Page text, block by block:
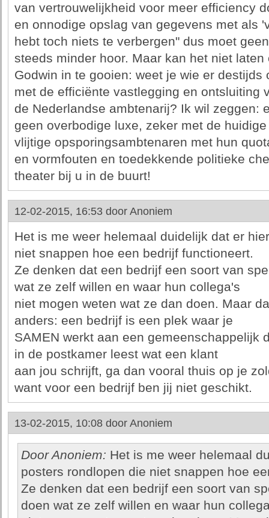
van vertrouwelijkheid voor meer efficiency
en onnodige opslag van gegevens met als
hebt toch niets te verbergen" dus moet
steeds minder hoor. Maar kan het niet
Godwin in te gooien: weet je wie er
met de efficiënte vastlegging en ontsluiting
de Nederlandse ambtenarij? Ik wil zeggen:
geen overbodige luxe, zeker met de
vlijtige opsporingsambtenaren met hun
en vormfouten en toedekkende politieke
theater bij u in de buurt!
12-02-2015, 16:53 door Anoniem
Het is me weer helemaal duidelijk dat er
niet snappen hoe een bedrijf functioneert.
Ze denken dat een bedrijf een soort van
wat ze zelf willen en waar hun collega's
niet mogen weten wat ze dan doen. Maar
anders: een bedrijf is een plek waar je
SAMEN werkt aan een gemeenschappelijk
in de postkamer leest wat een klant
aan jou schrijft, ga dan vooral thuis op je
want voor een bedrijf ben jij niet geschikt.
13-02-2015, 10:08 door Anoniem
Door Anoniem: Het is me weer helemaal
posters rondlopen die niet snappen hoe
Ze denken dat een bedrijf een soort van
doen wat ze zelf willen en waar hun